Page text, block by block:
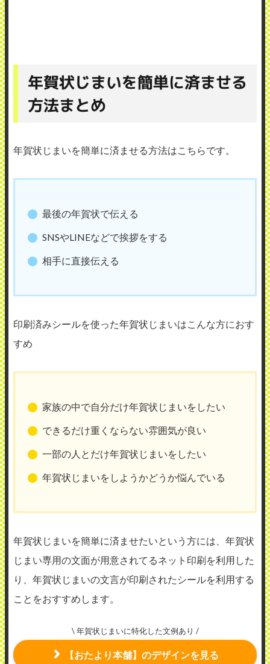
年賀状じまいを簡単に済ませる
方法まとめ
年賀状じまいを簡単に済ませる方法はこちらです。
最後の年賀状で伝える
SNSやLINEなどで挨拶をする
相手に直接伝える
印刷済みシールを使った年賀状じまいはこんな方におす
すめ
家族の中で自分だけ年賀状じまいをしたい
できるだけ重くならない雰囲気が良い
一部の人とだけ年賀状じまいをしたい
年賀状じまいをしようかどうか悩んでいる
年賀状じまいを簡単に済ませたいという方には、年賀状
じまい専用の文面が用意されてるネット印刷を利用した
り、年賀状じまいの文言が印刷されたシールを利用する
ことをおすすめします。
\ 年賀状じまいに特化した文例あり /
【おたより本舗】のデザインを見る